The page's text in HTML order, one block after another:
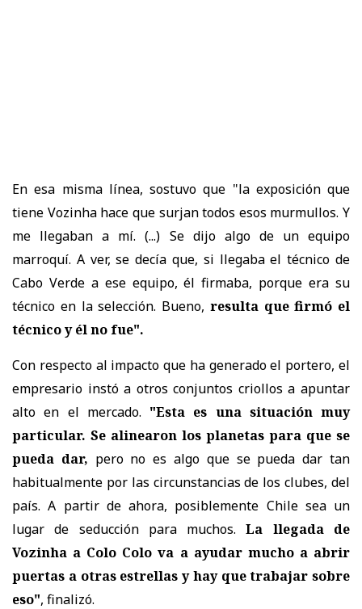
En esa misma línea, sostuvo que "la exposición que
tiene Vozinha hace que surjan todos esos murmullos. Y
me llegaban a mí. (...) Se dijo algo de un equipo
marroquí. A ver, se decía que, si llegaba el técnico de
Cabo Verde a ese equipo, él firmaba, porque era su
técnico en la selección. Bueno, resulta que firmó el
técnico y él no fue".
Con respecto al impacto que ha generado el portero, el
empresario instó a otros conjuntos criollos a apuntar
alto en el mercado. "Esta es una situación muy
particular. Se alinearon los planetas para que se
pueda dar, pero no es algo que se pueda dar tan
habitualmente por las circunstancias de los clubes, del
país. A partir de ahora, posiblemente Chile sea un
lugar de seducción para muchos.La llegada de
Vozinha a Colo Colo va a ayudar mucho a abrir
puertas a otras estrellas y hay que trabajar sobre
eso", finalizó.